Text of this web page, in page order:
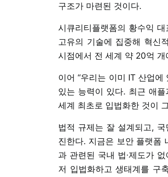
구조가 마련된 것이다.
시큐리티플랫폼의 황수익
고유의 기술에 집중해 혁신
시점에서 전 세계 약 20억
이어 “우리는 이미 IT 산업
있는 능력이 있다. 최근 애
세계 최초로 입법화한 것이
법적 규제는 잘 설계되고,
진한다. 지금은 보안 플랫폼
과 관련된 국내 법∙제도가
저 입법화하고 생태계를 구